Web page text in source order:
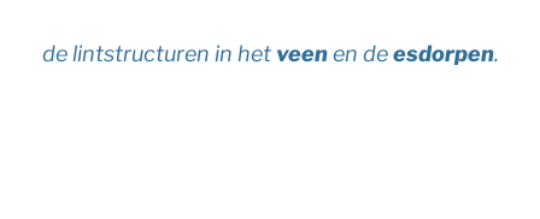
de lintstructuren in het veenen deesdorpen.